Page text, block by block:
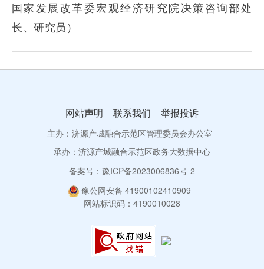
国家发展改革委宏观经济研究院 决策咨询部处
长、研究员）
网站声明 联系我们 举报投诉
主办：济源产城融合示范区管理委员会办公室
承办：济源产城融合示范区政务大数据中心
备案号：豫ICP备2023006836号-2
豫公网安备 41900102410909
网站标识码：4190010028